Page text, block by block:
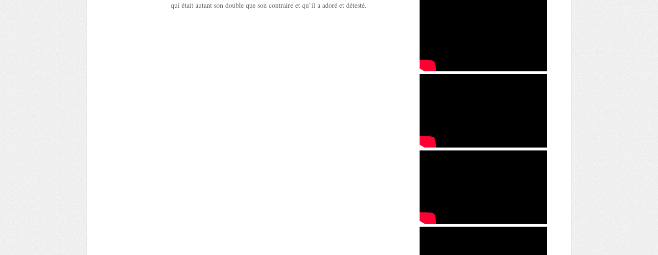
qui était autant son double que son contraire et qu’il a adoré et détesté.